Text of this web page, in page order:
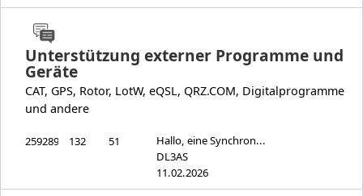
Unterstützung externer Programme und
Geräte
CAT, GPS, Rotor, LotW, eQSL, QRZ.COM, Digitalprogramme
und andere
Hallo, eine Synchron...
DL3AS
11.02.2026
259289 132 51